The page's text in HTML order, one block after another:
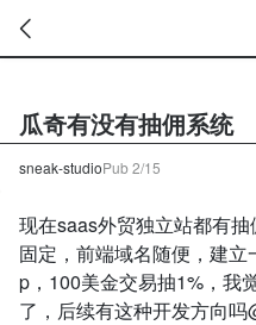
瓜奇有没有抽佣系统
sneak-studioPub2/15
现在saas外贸独立站都有
固定，前端域名随便，建
p，100美金交易抽1%，我
了，后续有这种开发方向吗